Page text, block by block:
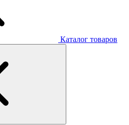
Каталог товаров